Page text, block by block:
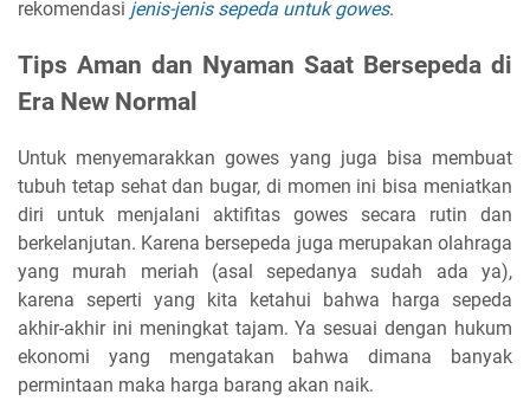
rekomendasi jenis-jenis sepeda untuk gowes.
Tips Aman dan Nyaman Saat Bersepeda di
Era New Normal
Untuk menyemarakkan gowes yang juga bisa membuat
tubuh tetap sehat dan bugar, di momen ini bisa meniatkan
diri untuk menjalani aktifitas gowes secara rutin dan
berkelanjutan. Karena bersepeda juga merupakan olahraga
yang murah meriah (asal sepedanya sudah ada ya),
karena seperti yang kita ketahui bahwa harga sepeda
akhir-akhir ini meningkat tajam. Ya sesuai dengan hukum
ekonomi yang mengatakan bahwa dimana banyak
permintaan maka harga barang akan naik.